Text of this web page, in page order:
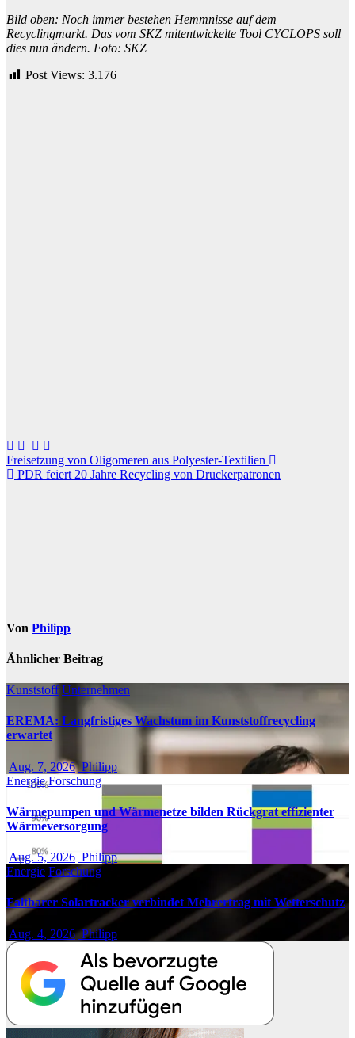
Bild oben: Noch immer bestehen Hemmnisse auf dem
Recyclingmarkt. Das vom SKZ mitentwickelte Tool CYCLOPS soll
dies nun ändern. Foto: SKZ
Post Views: 3.176
Beitragsnavigation
Freisetzung von Oligomeren aus Polyester-Textilien
PDR feiert 20 Jahre Recycling von Druckerpatronen
Von Philipp
Ähnlicher Beitrag
Kunststoff Unternehmen
EREMA: Langfristiges Wachstum im Kunststoffrecycling
erwartet
Aug. 7, 2026 Philipp
Energie Forschung
Wärmepumpen und Wärmenetze bilden Rückgrat effizienter
Wärmeversorgung
Aug. 5, 2026 Philipp
Energie Forschung
Faltbarer Solartracker verbindet Mehrertrag mit Wetterschutz
Aug. 4, 2026 Philipp